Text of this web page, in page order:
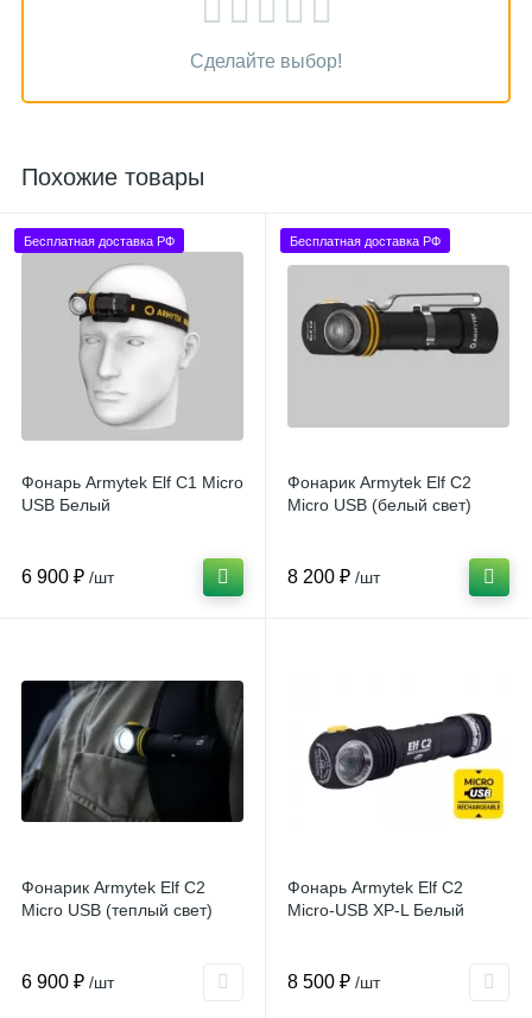
Сделайте выбор!
Похожие товары
Бесплатная доставка РФ
Фонарь Armytek Elf C1 Micro
USB Белый
6 900 ₽ /шт
Бесплатная доставка РФ
Фонарик Armytek Elf C2
Micro USB (белый свет)
8 200 ₽ /шт
Фонарик Armytek Elf C2
Micro USB (теплый свет)
6 900 ₽ /шт
Фонарь Armytek Elf C2
Micro-USB XP-L Белый
8 500 ₽ /шт